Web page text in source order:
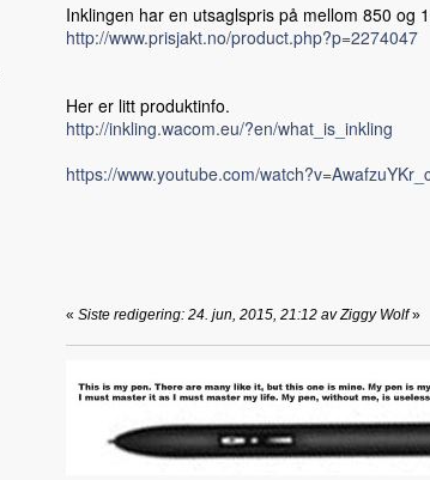
Inklingen har en utsaglspris på mellom 850 og
http://www.prisjakt.no/product.php?p=2274047
Her er litt produktinfo.
http://inkling.wacom.eu/?en/what_is_inkling
https://www.youtube.com/
« Siste redigering: 24. jun, 2015, 21:12 av Ziggy Wolf»